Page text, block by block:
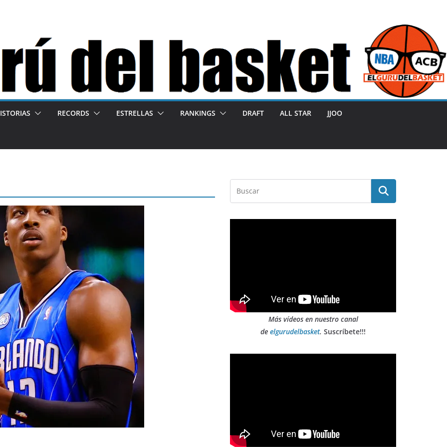
RECORDS ESTRELLAS RANKINGS DRAFT ALL STAR JJOO
Más vídeos en nuestro canal
de elgurudelbasket. Suscríbete!!!